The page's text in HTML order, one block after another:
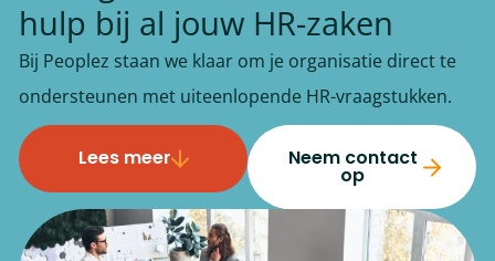
hulp bij al jouw HR-zaken
Bij Peoplez staan we klaar om je organisatie direct te
ondersteunen met uiteenlopende HR-vraagstukken.
Lees meer Neem contact
op